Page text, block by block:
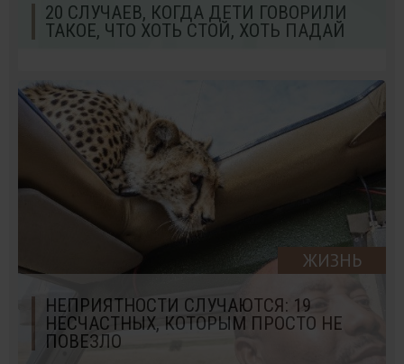
20 СЛУЧАЕВ, КОГДА ДЕТИ ГОВОРИЛИ
ТАКОЕ, ЧТО ХОТЬ СТОЙ, ХОТЬ ПАДАЙ
ЖИЗНЬ
НЕПРИЯТНОСТИ СЛУЧАЮТСЯ: 19
НЕСЧАСТНЫХ, КОТОРЫМ ПРОСТО НЕ
ПОВЕЗЛО